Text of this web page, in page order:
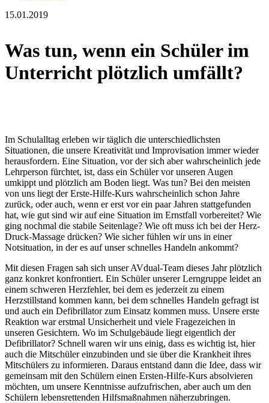
15.01.2019
Was tun, wenn ein Schüler im
Unterricht plötzlich umfällt?
Im Schulalltag erleben wir täglich die unterschiedlichsten
Situationen, die unsere Kreativität und Improvisation immer wieder
herausfordern. Eine Situation, vor der sich aber wahrscheinlich jede
Lehrperson fürchtet, ist, dass ein Schüler vor unseren Augen
umkippt und plötzlich am Boden liegt. Was tun? Bei den meisten
von uns liegt der Erste-Hilfe-Kurs wahrscheinlich schon Jahre
zurück, oder auch, wenn er erst vor ein paar Jahren stattgefunden
hat, wie gut sind wir auf eine Situation im Ernstfall vorbereitet? Wie
ging nochmal die stabile Seitenlage? Wie oft muss ich bei der Herz-
Druck-Massage drücken? Wie sicher fühlen wir uns in einer
Notsituation, in der es auf unser schnelles Handeln ankommt?
Mit diesen Fragen sah sich unser AVdual-Team dieses Jahr plötzlich
ganz konkret konfrontiert. Ein Schüler unserer Lerngruppe leidet an
einem schweren Herzfehler, bei dem es jederzeit zu einem
Herzstillstand kommen kann, bei dem schnelles Handeln gefragt ist
und auch ein Defibrillator zum Einsatz kommen muss. Unsere erste
Reaktion war erstmal Unsicherheit und viele Fragezeichen in
unseren Gesichtern. Wo im Schulgebäude liegt eigentlich der
Defibrillator? Schnell waren wir uns einig, dass es wichtig ist, hier
auch die Mitschüler einzubinden und sie über die Krankheit ihres
Mitschülers zu informieren. Daraus entstand dann die Idee, dass wir
gemeinsam mit den Schülern einen Ersten-Hilfe-Kurs absolvieren
möchten, um unsere Kenntnisse aufzufrischen, aber auch um den
Schülern lebensrettenden Hilfsmaßnahmen näherzubringen.